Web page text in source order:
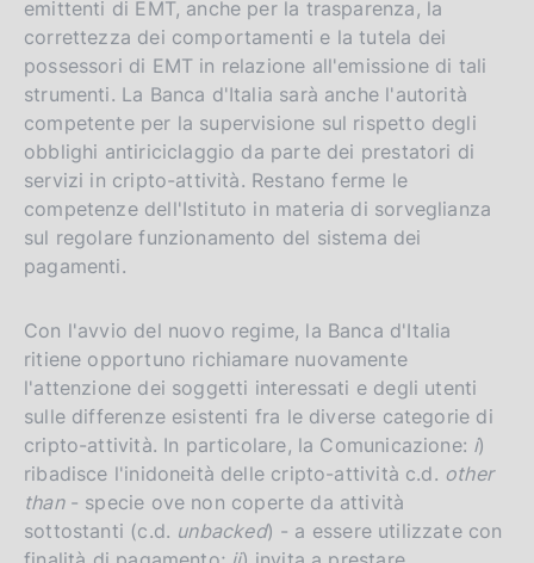
emittenti di EMT, anche per la trasparenza, la
correttezza dei comportamenti e la tutela dei
possessori di EMT in relazione all'emissione di tali
strumenti. La Banca d'Italia sarà anche l'autorità
competente per la supervisione sul rispetto degli
obblighi antiriciclaggio da parte dei prestatori di
servizi in cripto-attività. Restano ferme le
competenze dell'Istituto in materia di sorveglianza
sul regolare funzionamento del sistema dei
pagamenti.
Con l'avvio del nuovo regime, la Banca d'Italia
ritiene opportuno richiamare nuovamente
l'attenzione dei soggetti interessati e degli utenti
sulle differenze esistenti fra le diverse categorie di
cripto-attività. In particolare, la Comunicazione: i)
ribadisce l'inidoneità delle cripto-attività c.d. other
than- specie ove non coperte da attività
sottostanti (c.d. unbacked) - a essere utilizzate con